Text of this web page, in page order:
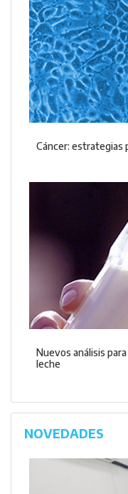
Cáncer: estrategias
Nuevos análisis
leche
NOVEDADES